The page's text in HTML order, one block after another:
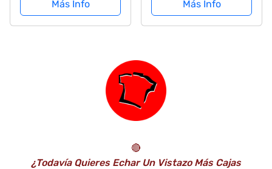
manivela de Madera
Tallada Antigua Cajas
Más Info
Wooden Musical Box
Toy
Más Info
🔴
¿Todavía Quieres Echar Un Vistazo Más Cajas